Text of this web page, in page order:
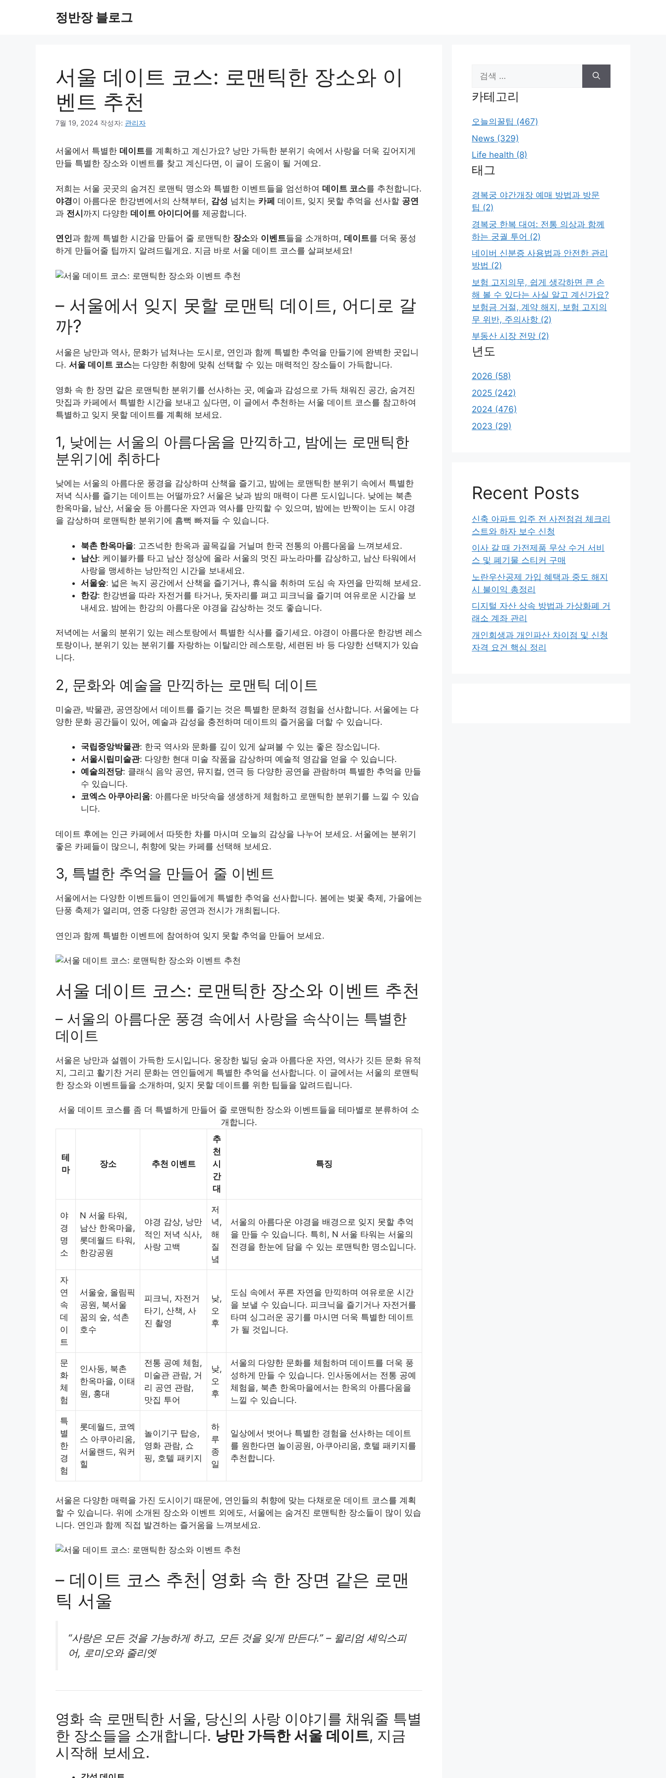
정반장 블로그
서울 데이트 코스: 로맨틱한 장소와 이
벤트 추천
7월 19, 2024 작성자: 관리자
서울에서 특별한 데이트를 계획하고 계신가요? 낭만 가득한 분위기 속에서 사랑을 더욱 깊어지게
만들 특별한 장소와 이벤트를 찾고 계신다면, 이 글이 도움이 될 거예요.
저희는 서울 곳곳의 숨겨진 로맨틱 명소와 특별한 이벤트들을 엄선하여 데이트 코스를 추천합니다.
야경이 아름다운 한강변에서의 산책부터, 감성 넘치는 카페 데이트, 잊지 못할 추억을 선사할 공연
과 전시까지 다양한 데이트 아이디어를 제공합니다.
연인과 함께 특별한 시간을 만들어 줄 로맨틱한 장소와 이벤트들을 소개하며, 데이트를 더욱 풍성
하게 만들어줄 팁까지 알려드릴게요. 지금 바로 서울 데이트 코스를 살펴보세요!
– 서울에서 잊지 못할 로맨틱 데이트, 어디로 갈
까?
서울은 낭만과 역사, 문화가 넘쳐나는 도시로, 연인과 함께 특별한 추억을 만들기에 완벽한 곳입니
다. 서울 데이트 코스는 다양한 취향에 맞춰 선택할 수 있는 매력적인 장소들이 가득합니다.
영화 속 한 장면 같은 로맨틱한 분위기를 선사하는 곳, 예술과 감성으로 가득 채워진 공간, 숨겨진
맛집과 카페에서 특별한 시간을 보내고 싶다면, 이 글에서 추천하는 서울 데이트 코스를 참고하여
특별하고 잊지 못할 데이트를 계획해 보세요.
1, 낮에는 서울의 아름다움을 만끽하고, 밤에는 로맨틱한
분위기에 취하다
낮에는 서울의 아름다운 풍경을 감상하며 산책을 즐기고, 밤에는 로맨틱한 분위기 속에서 특별한
저녁 식사를 즐기는 데이트는 어떨까요? 서울은 낮과 밤의 매력이 다른 도시입니다. 낮에는 북촌
한옥마을, 남산, 서울숲 등 아름다운 자연과 역사를 만끽할 수 있으며, 밤에는 반짝이는 도시 야경
을 감상하며 로맨틱한 분위기에 흠뻑 빠져들 수 있습니다.
북촌 한옥마을: 고즈넉한 한옥과 골목길을 거닐며 한국 전통의 아름다움을 느껴보세요.
남산: 케이블카를 타고 남산 정상에 올라 서울의 멋진 파노라마를 감상하고, 남산 타워에서
사랑을 맹세하는 낭만적인 시간을 보내세요.
서울숲: 넓은 녹지 공간에서 산책을 즐기거나, 휴식을 취하며 도심 속 자연을 만끽해 보세요.
한강: 한강변을 따라 자전거를 타거나, 돗자리를 펴고 피크닉을 즐기며 여유로운 시간을 보
내세요. 밤에는 한강의 아름다운 야경을 감상하는 것도 좋습니다.
저녁에는 서울의 분위기 있는 레스토랑에서 특별한 식사를 즐기세요. 야경이 아름다운 한강변 레스
토랑이나, 분위기 있는 분위기를 자랑하는 이탈리안 레스토랑, 세련된 바 등 다양한 선택지가 있습
니다.
2, 문화와 예술을 만끽하는 로맨틱 데이트
미술관, 박물관, 공연장에서 데이트를 즐기는 것은 특별한 문화적 경험을 선사합니다. 서울에는 다
양한 문화 공간들이 있어, 예술과 감성을 충전하며 데이트의 즐거움을 더할 수 있습니다.
국립중앙박물관: 한국 역사와 문화를 깊이 있게 살펴볼 수 있는 좋은 장소입니다.
서울시립미술관: 다양한 현대 미술 작품을 감상하며 예술적 영감을 얻을 수 있습니다.
예술의전당: 클래식 음악 공연, 뮤지컬, 연극 등 다양한 공연을 관람하며 특별한 추억을 만들
수 있습니다.
코엑스 아쿠아리움: 아름다운 바닷속을 생생하게 체험하고 로맨틱한 분위기를 느낄 수 있습
니다.
데이트 후에는 인근 카페에서 따뜻한 차를 마시며 오늘의 감상을 나누어 보세요. 서울에는 분위기
좋은 카페들이 많으니, 취향에 맞는 카페를 선택해 보세요.
3, 특별한 추억을 만들어 줄 이벤트
서울에서는 다양한 이벤트들이 연인들에게 특별한 추억을 선사합니다. 봄에는 벚꽃 축제, 가을에는
단풍 축제가 열리며, 연중 다양한 공연과 전시가 개최됩니다.
연인과 함께 특별한 이벤트에 참여하여 잊지 못할 추억을 만들어 보세요.
서울 데이트 코스: 로맨틱한 장소와 이벤트 추천
– 서울의 아름다운 풍경 속에서 사랑을 속삭이는 특별한
데이트
서울은 낭만과 설렘이 가득한 도시입니다. 웅장한 빌딩 숲과 아름다운 자연, 역사가 깃든 문화 유적
지, 그리고 활기찬 거리 문화는 연인들에게 특별한 추억을 선사합니다. 이 글에서는 서울의 로맨틱
한 장소와 이벤트들을 소개하며, 잊지 못할 데이트를 위한 팁들을 알려드립니다.
서울 데이트 코스를 좀 더 특별하게 만들어 줄 로맨틱한 장소와 이벤트들을 테마별로 분류하여 소
개합니다.
테
마
장소 추천 이벤트
추
천
시
간
대
특징
야
경
명
소
N 서울 타워,
남산 한옥마을,
롯데월드 타워,
한강공원
야경 감상, 낭만
적인 저녁 식사,
사랑 고백
저
녁,
해
질
녘
서울의 아름다운 야경을 배경으로 잊지 못할 추억
을 만들 수 있습니다. 특히, N 서울 타워는 서울의
전경을 한눈에 담을 수 있는 로맨틱한 명소입니다.
자
연
속
데
이
트
서울숲, 올림픽
공원, 북서울
꿈의 숲, 석촌
호수
피크닉, 자전거
타기, 산책, 사
진 촬영
낮,
오
후
도심 속에서 푸른 자연을 만끽하며 여유로운 시간
을 보낼 수 있습니다. 피크닉을 즐기거나 자전거를
타며 싱그러운 공기를 마시면 더욱 특별한 데이트
가 될 것입니다.
문
화
체
험
인사동, 북촌
한옥마을, 이태
원, 홍대
전통 공예 체험,
미술관 관람, 거
리 공연 관람,
맛집 투어
낮,
오
후
서울의 다양한 문화를 체험하며 데이트를 더욱 풍
성하게 만들 수 있습니다. 인사동에서는 전통 공예
체험을, 북촌 한옥마을에서는 한옥의 아름다움을
느낄 수 있습니다.
특
별
한
경
험
롯데월드, 코엑
스 아쿠아리움,
서울랜드, 워커
힐
놀이기구 탑승,
영화 관람, 쇼
핑, 호텔 패키지
하
루
종
일
일상에서 벗어나 특별한 경험을 선사하는 데이트
를 원한다면 놀이공원, 아쿠아리움, 호텔 패키지를
추천합니다.
서울은 다양한 매력을 가진 도시이기 때문에, 연인들의 취향에 맞는 다채로운 데이트 코스를 계획
할 수 있습니다. 위에 소개된 장소와 이벤트 외에도, 서울에는 숨겨진 로맨틱한 장소들이 많이 있습
니다. 연인과 함께 직접 발견하는 즐거움을 느껴보세요.
– 데이트 코스 추천| 영화 속 한 장면 같은 로맨
틱 서울
“사랑은 모든 것을 가능하게 하고, 모든 것을 잊게 만든다.” – 윌리엄 셰익스피
어, 로미오와 줄리엣
영화 속 로맨틱한 서울, 당신의 사랑 이야기를 채워줄 특별
한 장소들을 소개합니다. 낭만 가득한 서울 데이트, 지금
시작해 보세요.
색:
카테고리
오늘의꿀팁 (467)
News (329)
Life health (8)
태그
경복궁 야간개장 예매 방법과 방문
팁 (2)
경복궁 한복 대여: 전통 의상과 함께
하는 궁궐 투어 (2)
네이버 신분증 사용법과 안전한 관리
방법 (2)
보험 고지의무, 쉽게 생각하면 큰 손
해 볼 수 있다는 사실 알고 계신가요?
보험금 거절, 계약 해지, 보험 고지의
무 위반, 주의사항 (2)
부동산 시장 전망 (2)
년도
2026 (58)
2025 (242)
2024 (476)
2023 (29)
Recent Posts
신축 아파트 입주 전 사전점검 체크리
스트와 하자 보수 신청
이사 갈 때 가전제품 무상 수거 서비
스 및 폐기물 스티커 구매
노란우산공제 가입 혜택과 중도 해지
시 불이익 총정리
디지털 자산 상속 방법과 가상화폐 거
래소 계좌 관리
개인회생과 개인파산 차이점 및 신청
자격 요건 핵심 정리